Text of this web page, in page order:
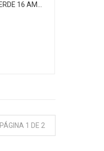
[KWS-0Z-2] SWITCH VERDE 16 AMP. 125/250VAC
PÁGINA 1 DE 2